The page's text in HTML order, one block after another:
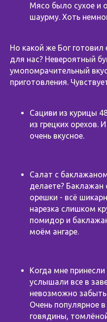
Мясо было сухое и
шаурму. Хоть
Но какой же Бог готовил
для нас? Невероятный
умопомрачительный
приготовления.
Сациви из курицы
из грецких орехов.
очень вкусное.
Салат с
делаете?
орешки - всё
нарезка слишком
помидор и
моём ангаре.
Когда мне
услышали все в
невозможно
Очень популярное
говядины,